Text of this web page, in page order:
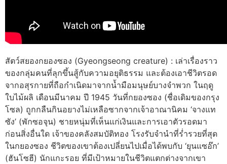
สัตว์สยองกยองซอง (Gyeongseong creature) : เล่าเรื่องราว
ของกลุ่มคนที่ลุกขึ้นสู้กับความอยุติธรรม และต้องเอาชีวิตรอด
จากอสุรกายที่ถือกำเนิดมาจากน้ำมือมนุษย์บางจำพวก ในฤดู
ใบไม้ผลิ เดือนมีนาคม ปี 1945 วันที่กยองซอง (ชื่อเดิมของกรุง
โซล) ถูกกลืนกินอยางไม่เหลือซากจากเจ้าอาณานิคม ‘จางแท
ซัง’ (พักซอจุน) ชายหนุ่มที่เห็นแก่เงินและการเอาตัวรอดมา
ก่อนสิ่งอื่นใด เจ้าของคลังสมบัติทอง โรงรับจำนำที่ร่ำรวยที่สุด
ในกยองซอง ชีวิตของเขาต้องเปลี่ยนไปเมื่อได้พบกับ ‘ยุนแซอ๊ก’
(ฮันโซฮี) นักแกะรอย ที่มีเป้าหมายในชีวิตแตกต่างจากเขา